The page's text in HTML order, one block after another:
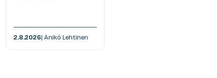
2.8.2026| Anikó Lehtinen